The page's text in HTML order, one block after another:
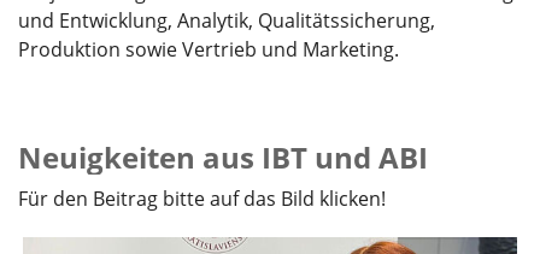
und Entwicklung, Analytik, Qualitätssicherung,
Produktion sowie Vertrieb und Marketing.
Neuigkeiten aus IBT und ABI
Für den Beitrag bitte auf das Bild klicken!